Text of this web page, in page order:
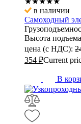
в наличии
Самоходный
Высота
цена (с НДС):
354 ₽Current
В